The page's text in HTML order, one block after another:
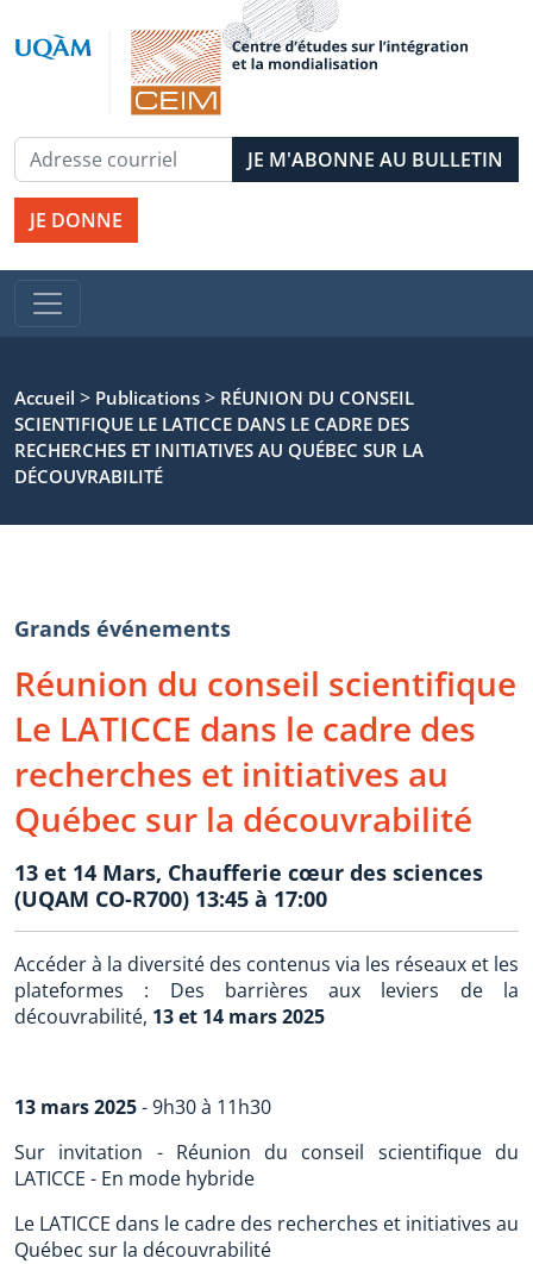
JE DONNE
Accueil > Publications > RÉUNION DU CONSEIL
SCIENTIFIQUE LE LATICCE DANS LE CADRE DES
RECHERCHES ET INITIATIVES AU QUÉBEC SUR LA
DÉCOUVRABILITÉ
Grands événements
Réunion du conseil scientifique
Le LATICCE dans le cadre des
recherches et initiatives au
Québec sur la découvrabilité
13 et 14 Mars, Chaufferie cœur des sciences
(UQAM CO-R700) 13:45 à 17:00
Accéder à la diversité des contenus via les réseaux et les
plateformes : Des barrières aux leviers de la
découvrabilité, 13 et 14 mars 2025
13 mars 2025- 9h30 à 11h30
Sur invitation - Réunion du conseil scientifique du
LATICCE - En mode hybride
Le LATICCE dans le cadre des recherches et initiatives au
Québec sur la découvrabilité